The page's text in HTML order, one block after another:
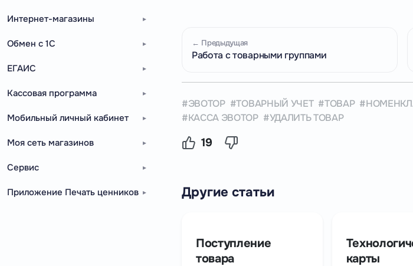
Интернет-магазины
Обмен с 1С
ЕГАИС
Кассовая программа
Мобильный личный кабинет
Моя сеть магазинов
Сервис
Приложение Печать ценников
← Предыдущая
Работа с товарными группами
ЭВОТОР ТОВАРНЫЙ УЧЕТ ТОВАР
КАССА ЭВОТОР
УДАЛИТЬ ТОВАР
19
Другие статьи
Поступление
товара
карты